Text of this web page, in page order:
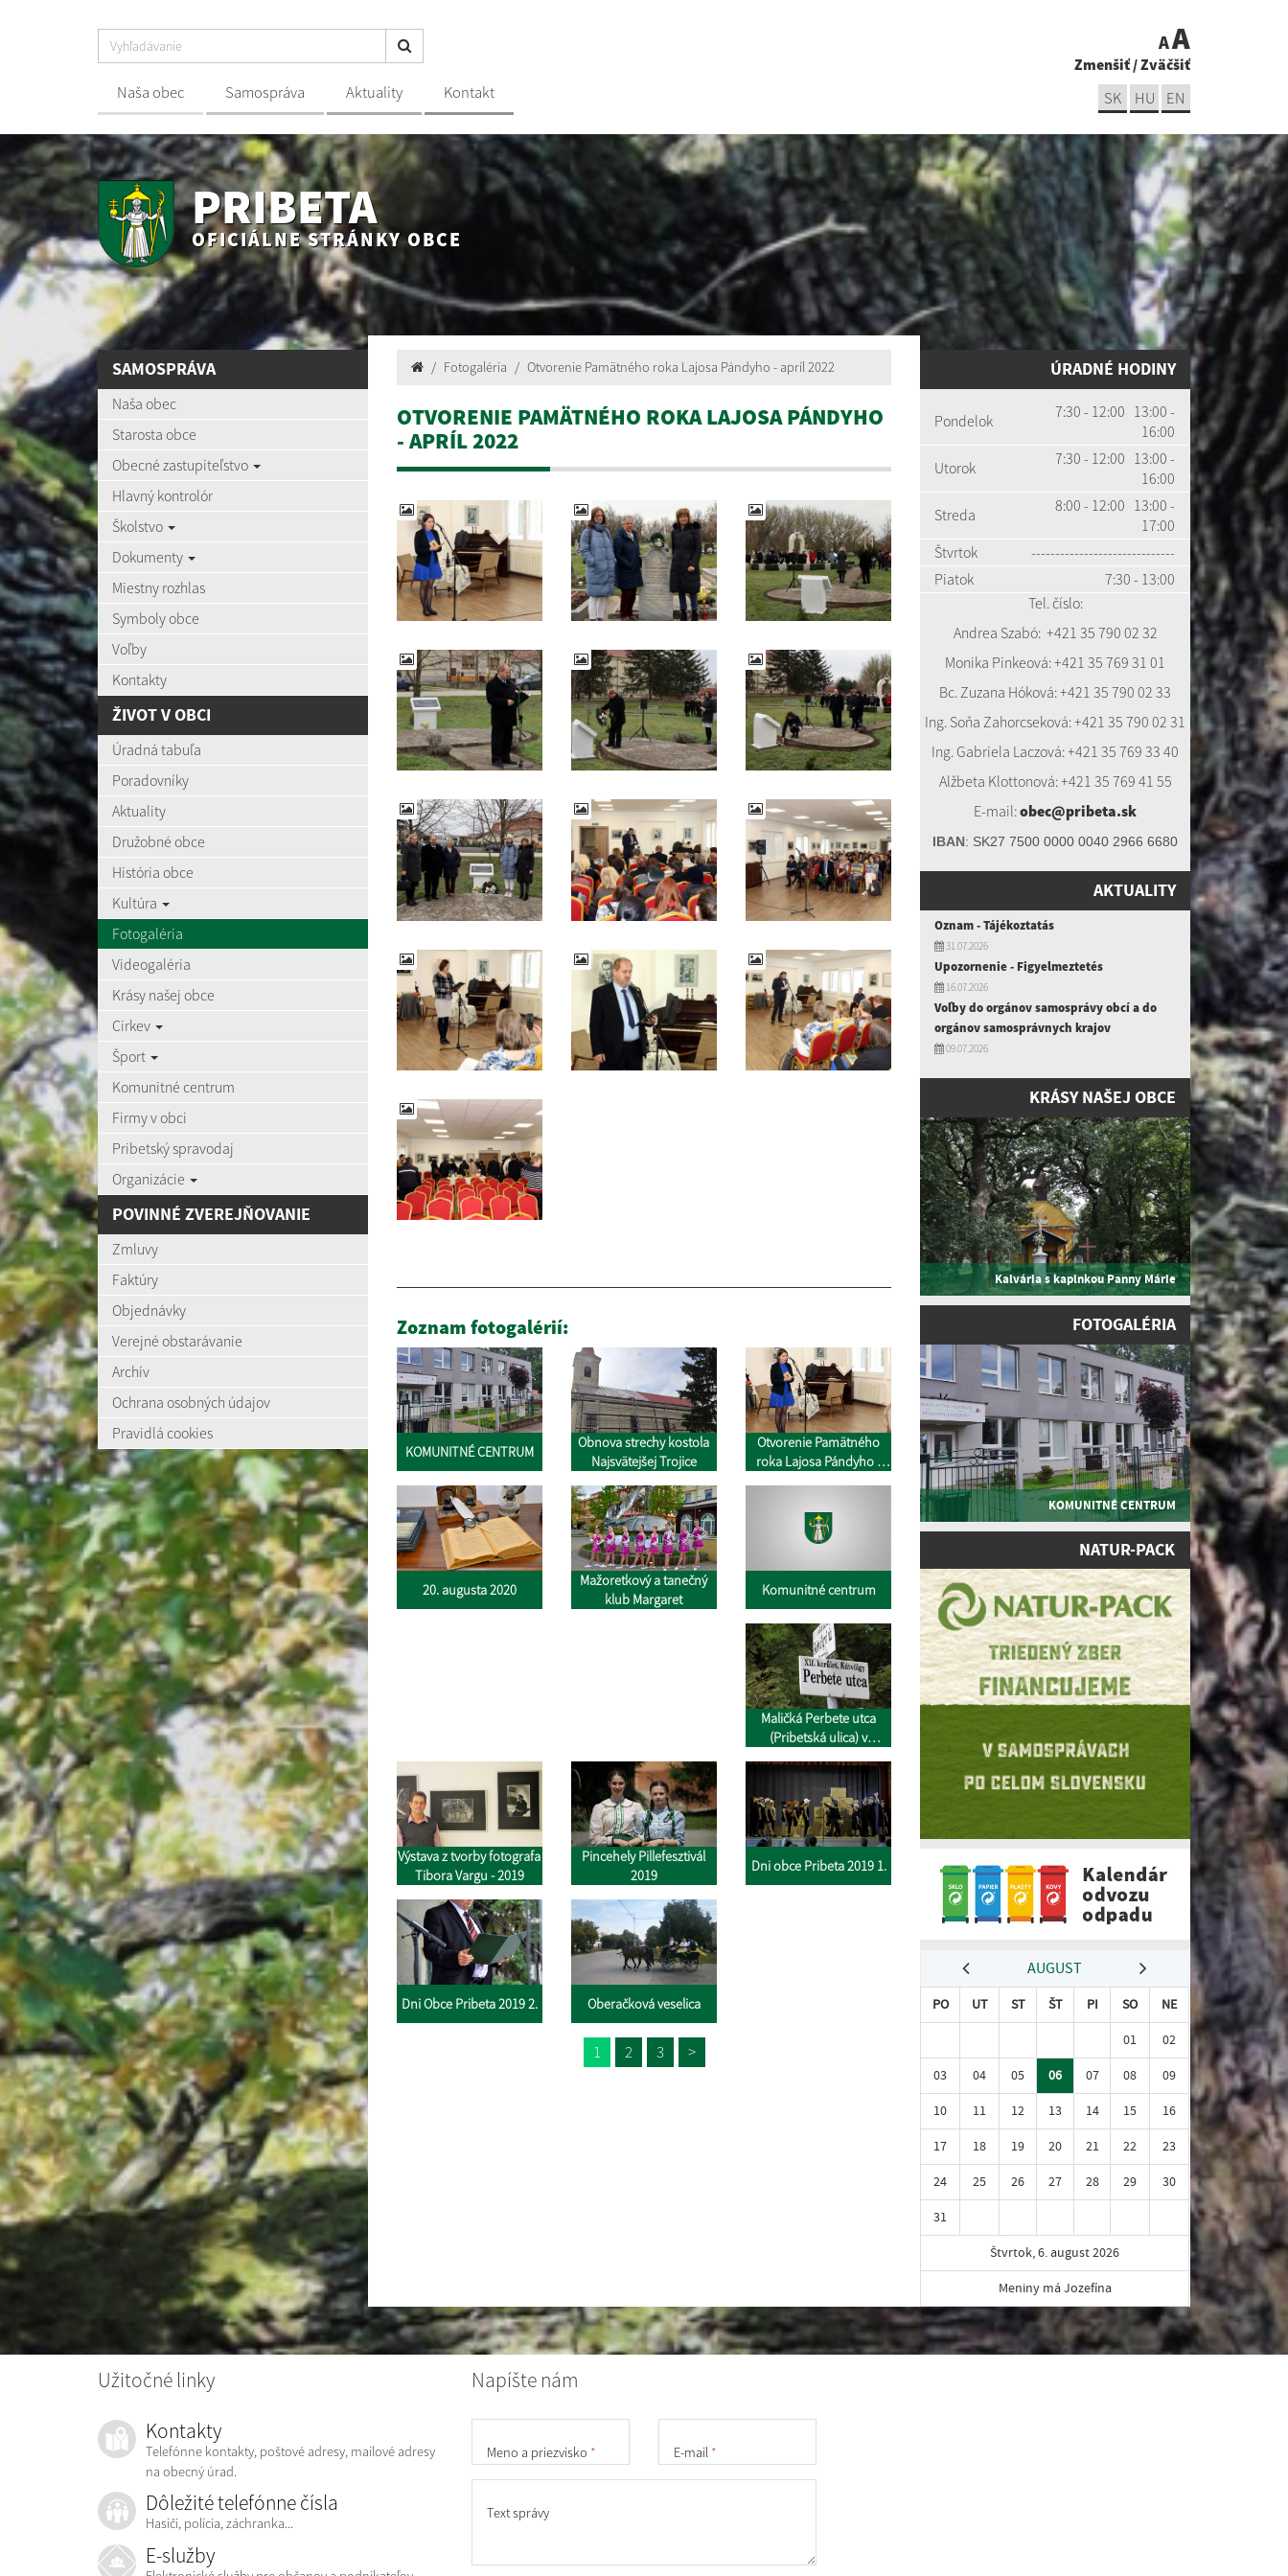
Naša obec Samospráva Aktuality Kontakt
AA
Zmenšiť/Zväčšiť
SK HU EN
PRIBETA
OFICIÁLNE STRÁNKY OBCE
SAMOSPRÁVA
Naša obec
Starosta obce
Obecné zastupiteľstvo
Hlavný kontrolór
Školstvo
Dokumenty
Miestny rozhlas
Symboly obce
Voľby
Kontakty
ŽIVOT V OBCI
Úradná tabuľa
Poradovníky
Aktuality
Družobné obce
História obce
Kultúra
Fotogaléria
Videogaléria
Krásy našej obce
Cirkev
Šport
Komunitné centrum
Firmy v obci
Pribetský spravodaj
Organizácie
POVINNÉ ZVEREJŇOVANIE
Zmluvy
Faktúry
Objednávky
Verejné obstarávanie
Archív
Ochrana osobných údajov
Pravidlá cookies
Fotogaléria Otvorenie Pamätného roka Lajosa Pándyho - apríl 2022
OTVORENIE PAMÄTNÉHO ROKA LAJOSA PÁNDYHO
- APRÍL 2022
Zoznam fotogalérií:
KOMUNITNÉ CENTRUM
Obnova strechy kostola
Najsvätejšej Trojice
Otvorenie Pamätného
roka Lajosa Pándyho -
20. augusta 2020
Mažoretkový a tanečný
klub Margaret
Komunitné centrum
Maličká Perbete utca
(Pribetská ulica) v
Výstava z tvorby fotografa
Tibora Vargu - 2019
Pincehely Pillefesztivál
2019
Dni obce Pribeta 2019 1.
Dni Obce Pribeta 2019 2. Oberačková veselica
1 2 3 >
ÚRADNÉ HODINY
Pondelok
7:30 - 12:00 13:00 -
16:00
Utorok
7:30 - 12:00 13:00 -
16:00
Streda
8:00 - 12:00 13:00 -
17:00
Štvrtok
------------------------------
Piatok
7:30 - 13:00
Tel. číslo:
Andrea Szabó: +421 35 790 02 32
Monika Pinkeová: +421 35 769 31 01
Bc. Zuzana Hóková: +421 35 790 02 33
Ing. Soňa Zahorcseková: +421 35 790 02 31
Ing. Gabriela Laczová: +421 35 769 33 40
Alžbeta Klottonová: +421 35 769 41 55
E-mail:obec@pribeta.sk
IBAN: SK27 7500 0000 0040 2966 6680
AKTUALITY
Oznam - Tájékoztatás
31.07.2026
Upozornenie - Figyelmeztetés
16.07.2026
Voľby do orgánov samosprávy obcí a do
orgánov samosprávnych krajov
09.07.2026
KRÁSY NAŠEJ OBCE
Kalvária s kaplnkou Panny Márie
FOTOGALÉRIA
KOMUNITNÉ CENTRUM
NATUR-PACK
AUGUST
PO UT ST ŠT PI SO
NE
01
02
03
04 05 06 07 08
09
10
11 12 13 14 15
16
17
18 19 20 21 22
23
24
25 26 27 28 29
30
31
Štvrtok, 6. august 2026
Meniny má Jozefína
Napíšte nám
Meno a priezvisko * E-mail *
Text správy
Užitočné linky
Kontakty
Telefónne kontakty, poštové adresy, mailové adresy
na obecný úrad.
Dôležité telefónne čísla
Hasiči, polícia, záchranka...
E-služby